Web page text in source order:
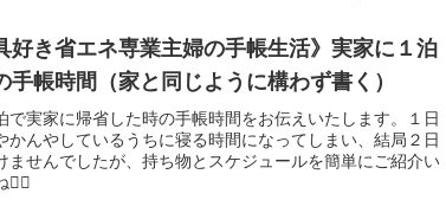
好き省エネ専業主婦の手帳生活》実家に１泊
手帳時間（家と同じように構わず書く）
で実家に帰省した時の手帳時間をお伝えいたします。１日
かんやしているうちに寝る時間になってしまい、結局２日
ませんでしたが、持ち物とスケジュールを簡単にご紹介い
💁‍♀️